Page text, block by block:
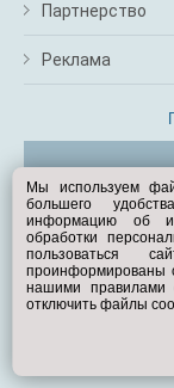
Партнерство
Реклама
Мы используем
большего
информацию об
обработки
пользоваться
проинформированы
нашими правилами
отключить файлы